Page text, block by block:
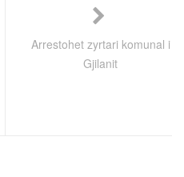
Arrestohet zyrtari komunal i
Gjilanit